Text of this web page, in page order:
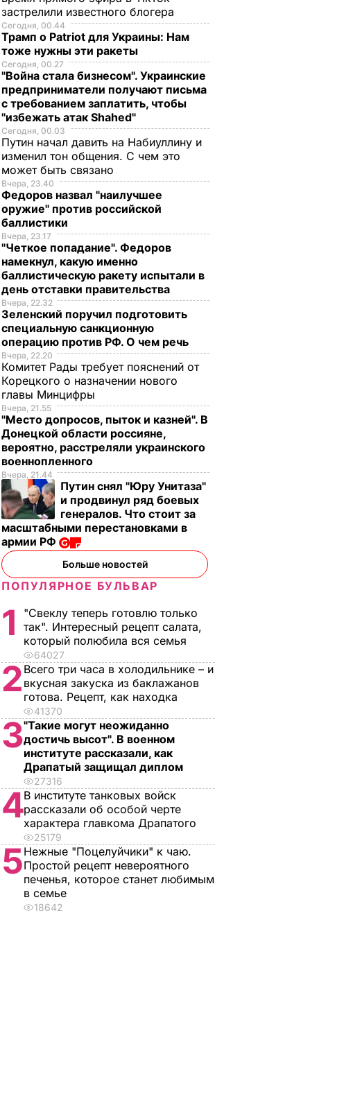
застрелили известного блогера
Сегодня, 00.44
Трамп о Patriot для Украины: Нам
тоже нужны эти ракеты
Сегодня, 00.27
"Война стала бизнесом". Украинские
предприниматели получают письма
с требованием заплатить, чтобы
"избежать атак Shahed"
Сегодня, 00.03
Путин начал давить на Набиуллину и
изменил тон общения. С чем это
может быть связано
Вчера, 23.40
Федоров назвал "наилучшее
оружие" против российской
баллистики
Вчера, 23.17
"Четкое попадание". Федоров
намекнул, какую именно
баллистическую ракету испытали в
день отставки правительства
Вчера, 22.32
Зеленский поручил подготовить
специальную санкционную
операцию против РФ. О чем речь
Вчера, 22.20
Комитет Рады требует пояснений от
Корецкого о назначении нового
главы Минцифры
Вчера, 21.55
"Место допросов, пыток и казней". В
Донецкой области россияне,
вероятно, расстреляли украинского
военнопленного
Вчера, 21.44
Путин снял "Юру Унитаза"
и продвинул ряд боевых
генералов. Что стоит за
масштабными перестановками в
армии РФ
Больше новостей
ПОПУЛЯРНОЕ БУЛЬВАР
1
"Свеклу теперь готовлю только
так". Интересный рецепт салата,
который полюбила вся семья
64027
2 Всего три часа в холодильнике – и
вкусная закуска из баклажанов
готова. Рецепт, как находка
41370
3"Такие могут неожиданно
достичь высот". В военном
институте рассказали, как
Драпатый защищал диплом
27316
4В институте танковых войск
рассказали об особой черте
характера главкома Драпатого
25179
5Нежные "Поцелуйчики" к чаю.
Простой рецепт невероятного
печенья, которое станет любимым
в семье
18642